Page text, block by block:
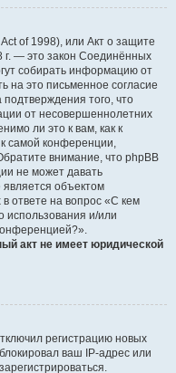
of 1998), или Акт о защите
г. — это закон Соединённых
собирать информацию от
на это письменное согласие
того, что
от несовершеннолетних
ли это к вам, как к
самой конференции,
внимание, что phpBB
не может давать
объектом
ответе на вопрос «С кем
использования и/или
акт не имеет юридической
регистрацию новых
ваш IP-адрес или